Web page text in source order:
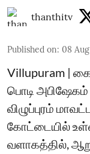
thanthitv
Published on: 08
Villupuram |
பொடி
விழுப்புரம்
கோட்டையில்
வளாகத்தில்,